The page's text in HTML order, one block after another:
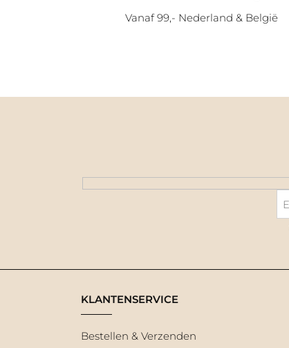
Vanaf 99,- Nederland & België
KLANTENSERVICE
Bestellen & Verzenden